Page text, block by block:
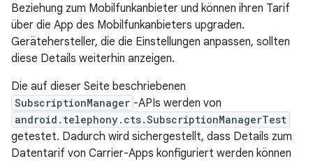
Beziehung zum Mobilfunkanbieter und können ihren Tarif
über die App des Mobilfunkanbieters upgraden.
Gerätehersteller, die die Einstellungen anpassen, sollten
diese Details weiterhin anzeigen.
Die auf dieser Seite beschriebenen
SubscriptionManager -APIs werden von
android.telephony.cts.SubscriptionManagerTest
getestet. Dadurch wird sichergestellt, dass Details zum
Datentarif von Carrier-Apps konfiguriert werden können